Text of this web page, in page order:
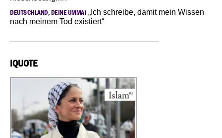
DEUTSCHLAND, DEINE UMMA! „Ich schreibe, damit mein Wissen
nach meinem Tod existiert“
IQUOTE